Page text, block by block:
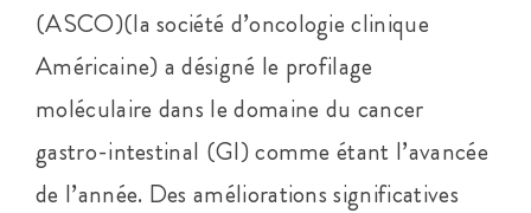
(ASCO)(la société d’oncologie clinique
Américaine) a désigné le profilage
moléculaire dans le domaine du cancer
gastro-intestinal (GI) comme étant l’avancée
de l’année. Des améliorations significatives